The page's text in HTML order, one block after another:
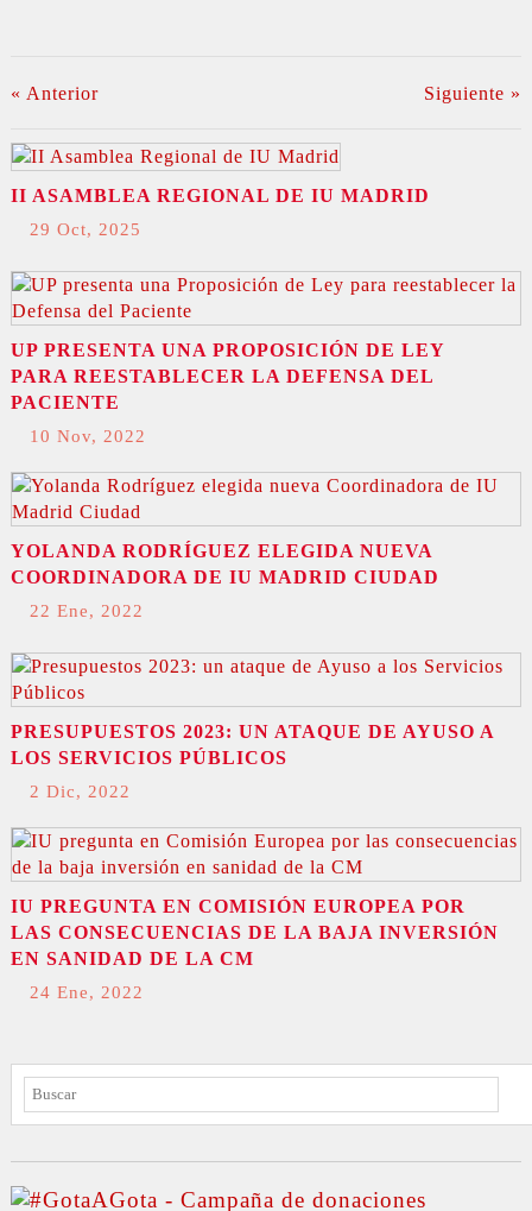
« Anterior Siguiente »
II ASAMBLEA REGIONAL DE IU MADRID
29 Oct, 2025
UP PRESENTA UNA PROPOSICIÓN DE LEY
PARA REESTABLECER LA DEFENSA DEL
PACIENTE
10 Nov, 2022
YOLANDA RODRÍGUEZ ELEGIDA NUEVA
COORDINADORA DE IU MADRID CIUDAD
22 Ene, 2022
PRESUPUESTOS 2023: UN ATAQUE DE AYUSO A
LOS SERVICIOS PÚBLICOS
2 Dic, 2022
IU PREGUNTA EN COMISIÓN EUROPEA POR
LAS CONSECUENCIAS DE LA BAJA INVERSIÓN
EN SANIDAD DE LA CM
24 Ene, 2022
BUSCAR